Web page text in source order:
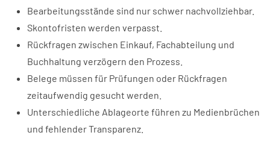
Bearbeitungsstände sind nur schwer nachvollziehbar.
Skontofristen werden verpasst.
Rückfragen zwischen Einkauf, Fachabteilung und
Buchhaltung verzögern den Prozess.
Belege müssen für Prüfungen oder Rückfragen
zeitaufwendig gesucht werden.
Unterschiedliche Ablageorte führen zu Medienbrüchen
und fehlender Transparenz.